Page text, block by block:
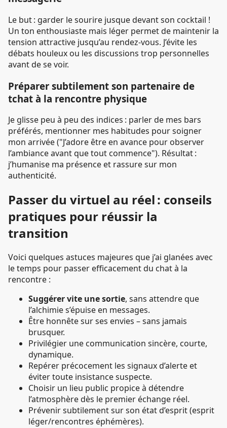
Le but : garder le sourire jusque devant son cocktail !
Un ton enthousiaste mais léger permet de maintenir la
tension attractive jusqu’au rendez-vous. J’évite les
débats houleux ou les discussions trop personnelles
avant de se voir.
Préparer subtilement son partenaire de
tchat à la rencontre physique
Je glisse peu à peu des indices : parler de mes bars
préférés, mentionner mes habitudes pour soigner
mon arrivée ("J’adore être en avance pour observer
l’ambiance avant que tout commence"). Résultat :
j’humanise ma présence et rassure sur mon
authenticité.
Passer du virtuel au réel : conseils
pratiques pour réussir la
transition
Voici quelques astuces majeures que j’ai glanées avec
le temps pour passer efficacement du chat à la
rencontre :
Suggérer vite une sortie, sans attendre que
l’alchimie s’épuise en messages.
Être honnête sur ses envies – sans jamais
brusquer.
Privilégier une communication sincère, courte,
dynamique.
Repérer précocement les signaux d’alerte et
éviter toute insistance suspecte.
Choisir un lieu public propice à détendre
l’atmosphère dès le premier échange réel.
Prévenir subtilement sur son état d’esprit (esprit
léger/rencontres éphémères).